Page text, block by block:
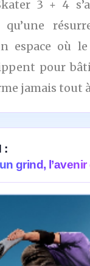
3 + 4
qu’une
espace où
pour
jamais tout
:
grind, l’avenir